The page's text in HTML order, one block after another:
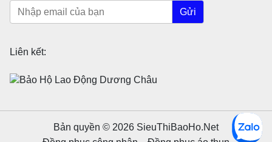
Gửi
Liên kết:
Bản quyền © 2026 SieuThiBaoHo.Net